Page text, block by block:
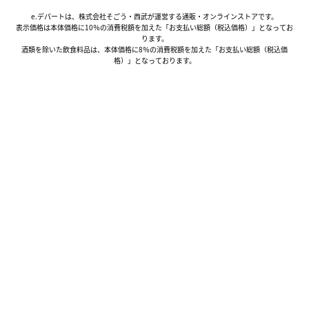
e.デパートは、株式会社そごう・西武が運営する通販・オンラインストアです。
表示価格は本体価格に10％の消費税額を加えた「お支払い総額（税込価格）」となってお
ります。
酒類を除いた飲食料品は、本体価格に8％の消費税額を加えた「お支払い総額（税込価
格）」となっております。